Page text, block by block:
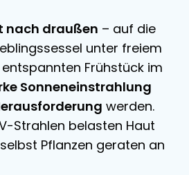
nach draußen – auf die
unter freiem
Frühstück im
Sonneneinstrahlung
werden.
Strahlen belasten Haut
Pflanzen geraten an